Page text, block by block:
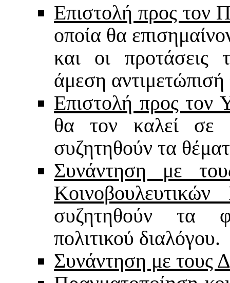
Επιστολή προς τον
οποία θα
και οι προτάσεις
άμεση αντιμετώπισή
Επιστολή προς τον
θα τον καλεί σε
συζητηθούν τα
Συνάντηση με
συζητηθούν τα
πολιτικού διαλόγου.
Συνάντηση με τους